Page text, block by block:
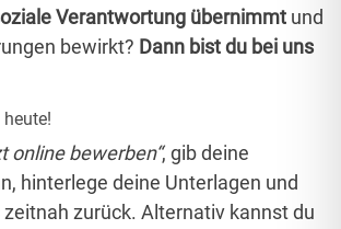
Verantwortung übernimmt und
bewirkt? Dann bist du bei uns
online bewerben“, gib deine
hinterlege deine Unterlagen und
zurück. Alternativ kannst du